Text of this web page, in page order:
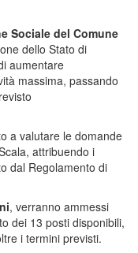
Sociale del Comune
dello Stato di
aumentare
massima, passando
a valutare le domande
attribuendo i
dal Regolamento di
, verranno ammessi
dei 13 posti disponibili,
i termini previsti.